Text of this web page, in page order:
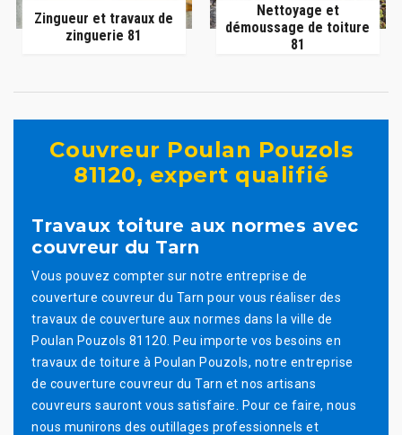
Zingueur et travaux de
zinguerie 81
Nettoyage et
démoussage de toiture
81
Couvreur Poulan Pouzols
81120, expert qualifié
Travaux toiture aux normes avec
couvreur du Tarn
Vous pouvez compter sur notre entreprise de
couverture couvreur du Tarn pour vous réaliser des
travaux de couverture aux normes dans la ville de
Poulan Pouzols 81120. Peu importe vos besoins en
travaux de toiture à Poulan Pouzols, notre entreprise
de couverture couvreur du Tarn et nos artisans
couvreurs sauront vous satisfaire. Pour ce faire, nous
nous munirons des outillages professionnels et